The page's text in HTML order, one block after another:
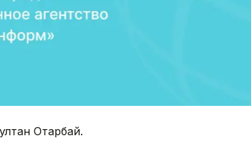
Отарбай.